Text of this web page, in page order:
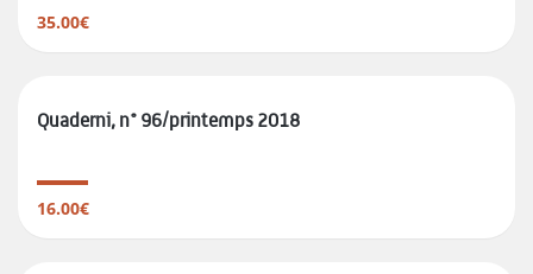
35.00€
Quaderni, n° 96/printemps 2018
16.00€